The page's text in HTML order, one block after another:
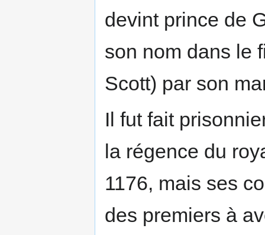
devint prince de
son nom dans le
Scott) par son
Il fut fait
la régence du
1176, mais ses
des premiers à